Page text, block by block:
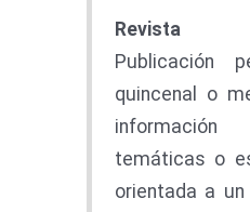
Revista
Publicación
quincenal o
temáticas o
orientada a